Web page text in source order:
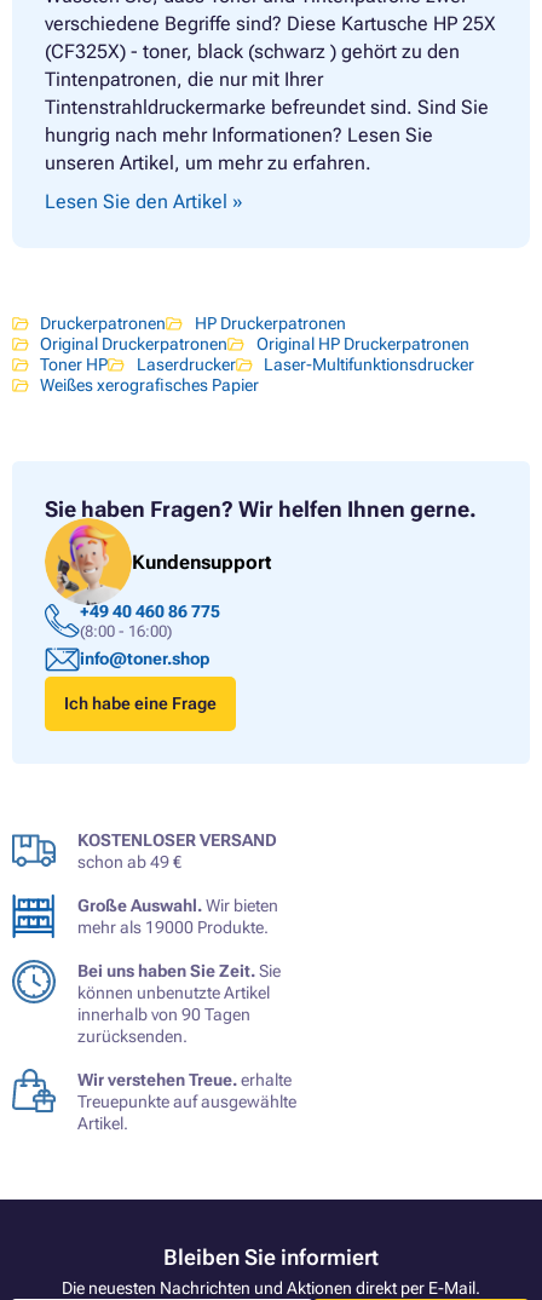
verschiedene Begriffe sind? Diese Kartusche HP 25X
(CF325X) - toner, black (schwarz ) gehört zu den
Tintenpatronen, die nur mit Ihrer
Tintenstrahldruckermarke befreundet sind. Sind Sie
hungrig nach mehr Informationen? Lesen Sie
unseren Artikel, um mehr zu erfahren.
Lesen Sie den Artikel »
Druckerpatronen
HP Druckerpatronen
Original Druckerpatronen
Original HP Druckerpatronen
Toner HP
Laserdrucker
Laser-Multifunktionsdrucker
Weißes xerografisches Papier
Sie haben Fragen? Wir helfen Ihnen gerne.
Kundensupport
+49 40 460 86 775
(8:00 - 16:00)
info@toner.shop
Ich habe eine Frage
KOSTENLOSER VERSAND
schon ab 49 €
Große Auswahl.Wir bieten
mehr als 19000 Produkte.
Bei uns haben Sie Zeit.Sie
können unbenutzte Artikel
innerhalb von 90 Tagen
zurücksenden.
Wir verstehen Treue.erhalte
Treuepunkte auf ausgewählte
Artikel.
Bleiben Sie informiert
Die neuesten Nachrichten und Aktionen direkt per E-Mail.